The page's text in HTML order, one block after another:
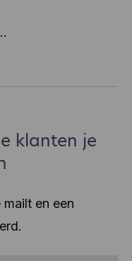
klanten je
en een